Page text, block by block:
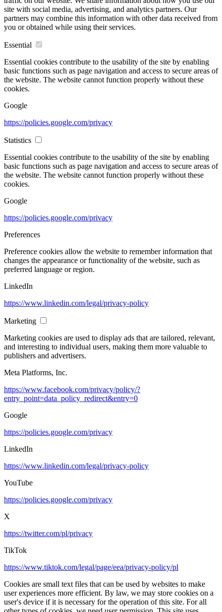
site with social media, advertising, and analytics partners. Our
partners may combine this information with other data received from
you or obtained while using their services.
Essential
Essential cookies contribute to the usability of the site by enabling
basic functions such as page navigation and access to secure areas of
the website. The website cannot function properly without these
cookies.
Google
https://policies.google.com/privacy
Statistics
Essential cookies contribute to the usability of the site by enabling
basic functions such as page navigation and access to secure areas of
the website. The website cannot function properly without these
cookies.
Google
https://policies.google.com/privacy
Preferences
Preference cookies allow the website to remember information that
changes the appearance or functionality of the website, such as
preferred language or region.
LinkedIn
https://www.linkedin.com/legal/privacy-policy
Marketing
Marketing cookies are used to display ads that are tailored, relevant,
and interesting to individual users, making them more valuable to
publishers and advertisers.
Meta Platforms, Inc.
https://www.facebook.com/privacy/policy/?
entry_point=data_policy_redirect&entry=0
Google
https://policies.google.com/privacy
LinkedIn
https://www.linkedin.com/legal/privacy-policy
YouTube
https://policies.google.com/privacy
X
https://twitter.com/pl/privacy
TikTok
https://www.tiktok.com/legal/page/eea/privacy-policy/pl
Cookies are small text files that can be used by websites to make
user experiences more efficient. By law, we may store cookies on a
user's device if it is necessary for the operation of this site. For all